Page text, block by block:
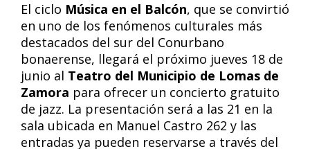
El ciclo Música en el Balcón, que se convirtió
en uno de los fenómenos culturales más
destacados del sur del Conurbano
bonaerense, llegará el próximo jueves 18 de
junio al Teatro del Municipio de Lomas de
Zamora para ofrecer un concierto gratuito
de jazz. La presentación será a las 21 en la
sala ubicada en Manuel Castro 262 y las
entradas ya pueden reservarse a través del